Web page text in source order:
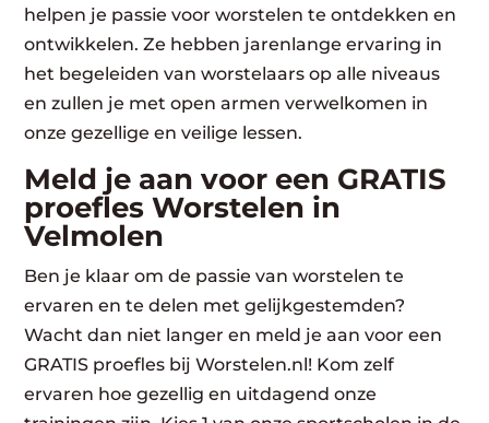
helpen je passie voor worstelen te ontdekken en
ontwikkelen. Ze hebben jarenlange ervaring in
het begeleiden van worstelaars op alle niveaus
en zullen je met open armen verwelkomen in
onze gezellige en veilige lessen.
Meld je aan voor een GRATIS
proefles Worstelen in
Velmolen
Ben je klaar om de passie van worstelen te
ervaren en te delen met gelijkgestemden?
Wacht dan niet langer en meld je aan voor een
GRATIS proefles bij Worstelen.nl! Kom zelf
ervaren hoe gezellig en uitdagend onze